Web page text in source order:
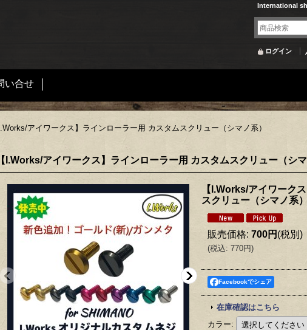
International
ログイン
い合せ
I.Works/アイワークス】ラインローラー用 カスタムスクリュー（シマノ系）
【I.Works/アイワークス】ラインローラー用 カスタムスクリュー（シマ
【I.Works/アイワーク
スクリュー（シマノ系）
販売価格: 700円 (税別)
(税込: 770円)
Facebookでシェア
在庫確認はこちら
カラー: